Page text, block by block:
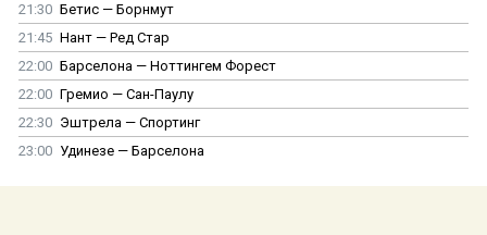
21:30 Бетис — Борнмут
21:45 Нант — Ред Стар
22:00 Барселона — Ноттингем Форест
22:00 Гремио — Сан-Паулу
22:30 Эштрела — Спортинг
23:00 Удинезе — Барселона